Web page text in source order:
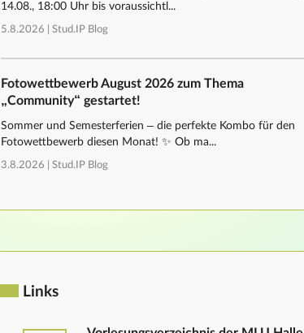
14.08., 18:00 Uhr bis voraussichtl...
5.8.2026 | Stud.IP Blog
Fotowettbewerb August 2026 zum Thema
„Community“ gestartet!
Sommer und Semesterferien – die perfekte Kombo für den
Fotowettbewerb diesen Monat! ✨ Ob ma...
3.8.2026 | Stud.IP Blog
Links